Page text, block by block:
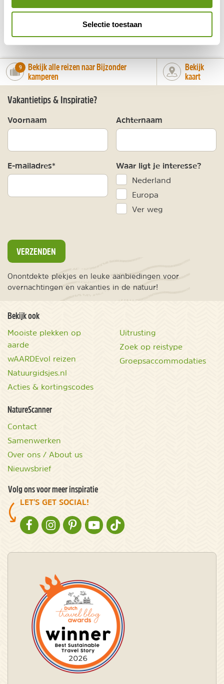
Selectie toestaan
DELEN OP FACEBOOK
DELEN OP XDELEN VIA DE MAIL
number_of_trips:
9
Bekijk alle reizen naar Bijzonder
kamperen
Bekijk
kaart
Vakantietips & Inspiratie?
Voornaam Achternaam
E-mailadres* Waar ligt je interesse?
Nederland
Europa
Ver weg
VERZENDEN
Onontdekte plekjes en leuke aanbiedingen voor
overnachtingen en vakanties in de natuur!
Bekijk ook
Mooiste plekken op
aarde
wAARDEvol reizen
Natuurgidsjes.nl
Acties & kortingscodes
Uitrusting
Zoek op reistype
Groepsaccommodaties
NatureScanner
Contact
Samenwerken
Over ons / About us
Nieuwsbrief
Volg ons voor meer inspiratie
LET'S GET SOCIAL!
NATURESCANNER OP FACEBOOK
NATURESCANNER OP INSTAGRAM
NATURESCANNER OP PINTEREST
NATURESCANNER OP YOUTUBE
NATURESCANNER OP TIKTOK